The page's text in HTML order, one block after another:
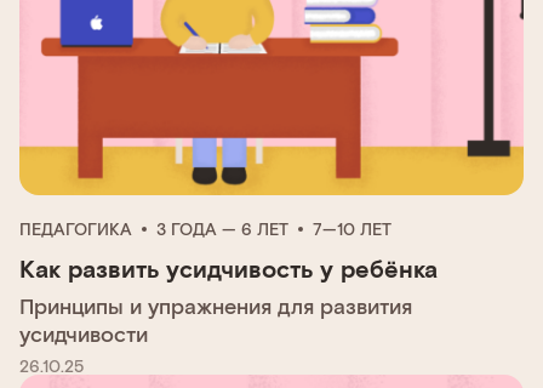
ПЕДАГОГИКА 3 ГОДА — 6 ЛЕТ 7—10 ЛЕТ
Как развить усидчивость у ребёнка
Принципы и упражнения для развития
усидчивости
26.10.25